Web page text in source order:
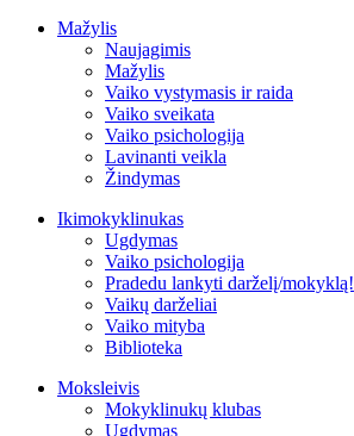
Mažylis
Naujagimis
Mažylis
Vaiko vystymasis ir raida
Vaiko sveikata
Vaiko psichologija
Lavinanti veikla
Žindymas
Ikimokyklinukas
Ugdymas
Vaiko psichologija
Pradedu lankyti darželį/mokyklą!
Vaikų darželiai
Vaiko mityba
Biblioteka
Moksleivis
Mokyklinukų klubas
Ugdymas